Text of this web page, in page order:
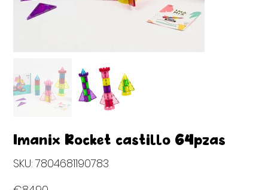
Imanix Rocket castillo 64pzas
SKU:
7804681190783
7804681190783